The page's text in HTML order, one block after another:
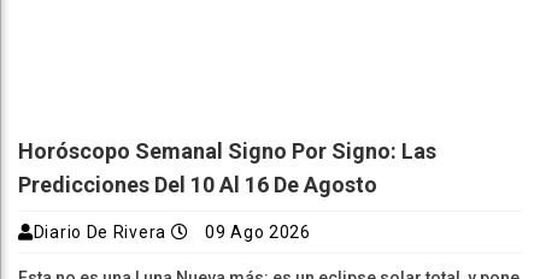
Horóscopo Semanal Signo Por Signo: Las
Predicciones Del 10 Al 16 De Agosto
Diario De Rivera 09 Ago 2026